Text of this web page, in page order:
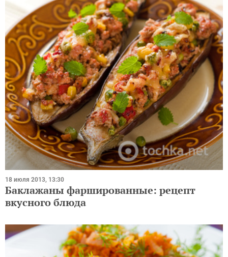
18 июля 2013, 13:30
Баклажаны фаршированные: рецепт
вкусного блюда